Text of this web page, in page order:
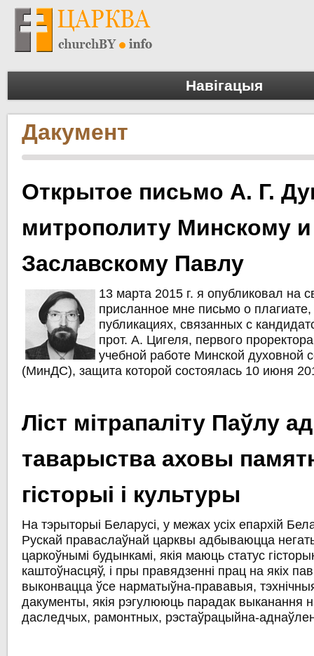
Навігацыя
Дакумент
Открытое письмо А. Г.
митрополиту Минскому и
Заславскому Павлу
13 марта 2015 г. я опубликовал на
присланное мне письмо о
публикациях, связанных с
прот. А. Цигеля, первого
учебной работе Минской духовной
(МинДС), защита которой состоялась 10 июня
Ліст мітрапаліту Паўлу ад
таварыства аховы
гісторыі і культуры
На тэрыторыі Беларусі, у межах усіх епархій
Рускай праваслаўнай царквы адбываюцца
царкоўнымі будынкамі, якія маюць статус
каштоўнасцяў, і пры правядзенні прац на якіх
выконвацца ўсе нарматыўна-прававыя,
дакументы, якія рэгулююць парадак выканання
даследчых, рамонтных, рэстаўрацыйна-